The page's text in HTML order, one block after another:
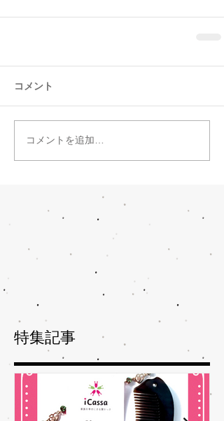
コメント
コメントを追加…
特集記事